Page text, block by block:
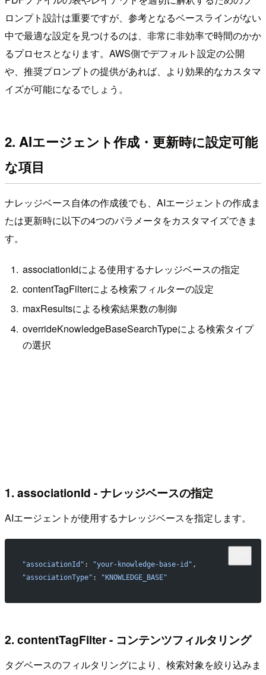
ロンプト設計は重要ですが、参考となるベースラインがない
中で最適な設定を見つけるのは、非常に非効率で時間のかか
るプロセスとなります。AWS側でデフォルト設定の公開
や、推奨プロンプトの提供があれば、より効果的なカスタマ
イズが可能になるでしょう。
2. AIエージェント作成・更新時に設定可能
な項目
ナレッジベース自体の作成後でも、AIエージェントの作成ま
たは更新時に以下の4つのパラメータをカスタマイズできま
す。
associationIdによる使用するナレッジベースの指定
contentTagFilterによる検索フィルターの設定
maxResultsによる検索結果数の制御
overrideKnowledgeBaseSearchTypeによる検索タイプ
の選択
1. associationId - ナレッジベースの指定
AIエージェントが使用するナレッジベースを指定します。
"associationId" : "your-knowledge-base-id" ,
"associationType" : "KNOWLEDGE_BASE"
2. contentTagFilter - コンテンツフィルタリング
タグベースのフィルタリングにより、検索対象を絞り込みま